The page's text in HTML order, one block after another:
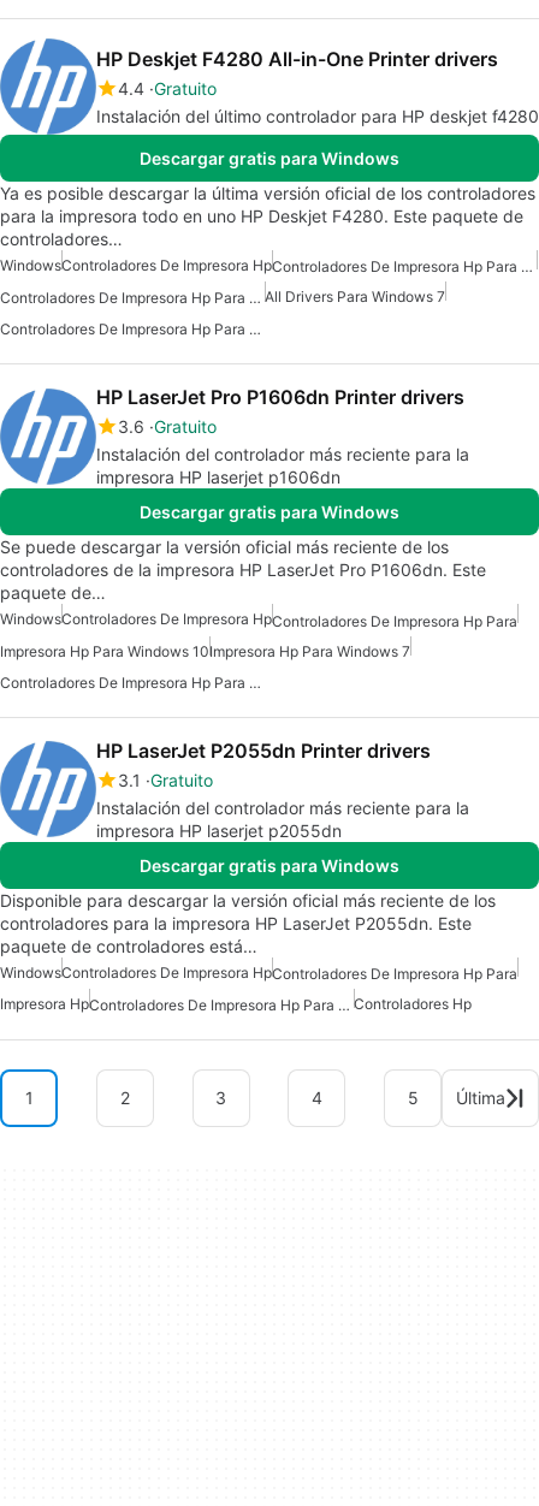
HP Deskjet F4280 All-in-One Printer drivers
4.4 Gratuito
Instalación del último controlador para HP deskjet f4280
Descargar gratis para Windows
Ya es posible descargar la última versión oficial de los controladores
para la impresora todo en uno HP Deskjet F4280. Este paquete de
controladores…
WindowsControladores De Impresora Hp
Controladores De Impresora Hp Para Windows 7
Controladores De Impresora Hp Para Windows 10 All Drivers Para Windows 7
Controladores De Impresora Hp Para Windows
HP LaserJet Pro P1606dn Printer drivers
3.6 Gratuito
Instalación del controlador más reciente para la
impresora HP laserjet p1606dn
Descargar gratis para Windows
Se puede descargar la versión oficial más reciente de los
controladores de la impresora HP LaserJet Pro P1606dn. Este
paquete de…
WindowsControladores De Impresora HpControladores De Impresora Hp Para
Impresora Hp Para Windows 10Impresora Hp Para Windows 7
Controladores De Impresora Hp Para Windows 10
HP LaserJet P2055dn Printer drivers
3.1 Gratuito
Instalación del controlador más reciente para la
impresora HP laserjet p2055dn
Descargar gratis para Windows
Disponible para descargar la versión oficial más reciente de los
controladores para la impresora HP LaserJet P2055dn. Este
paquete de controladores está…
WindowsControladores De Impresora HpControladores De Impresora Hp Para
Impresora Hp
Controladores De Impresora Hp Para Windows 10 Controladores Hp
1 2 3 4 5 Última